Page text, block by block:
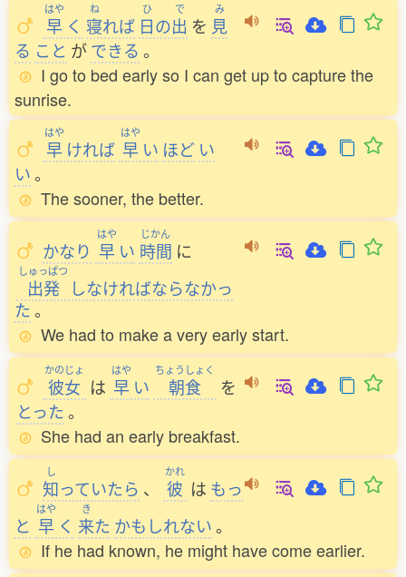
はや
早 く
ね
寝れば
ひ
日の
で
出 を
み
見
る こと ができる 。
I go to bed early so I can get up to capture the
sunrise.
はや
早 ければ
はや
早 い ほど い
い。
The sooner, the better.
かなり
はや
早 い
じかん
時間 に
しゅっぱつ
出発 しなければならなかっ
た。
We had to make a very early start.
かのじょ
彼女 は
はや
早 い
ちょうしょく
朝食
を
とった。
She had an early breakfast.
し
知っていたら 、
かれ
彼 は もっ
と
はや
早 く
き
来た かもしれない。
If he had known, he might have come earlier.